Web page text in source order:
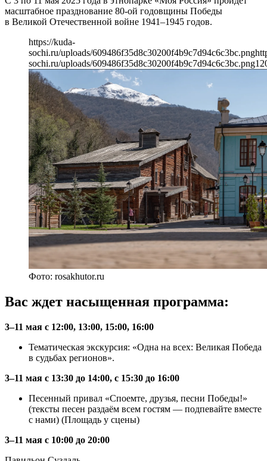
масштабное празднование 80-ой годовщины Победы
в Великой Отечественной войне 1941–1945 годов.
https://kuda-
sochi.ru/uploads/609486f35d8c30200f4b9c7d94c6c3bc.png
sochi.ru/uploads/609486f35d8c30200f4b9c7d94c6c3bc.png
Фото: rosakhutor.ru
Вас ждет насыщенная программа:
3–11 мая с 12:00, 13:00, 15:00, 16:00
Тематическая экскурсия: «Одна на всех: Великая Победа
в судьбах регионов».
3–11 мая с 13:30 до 14:00, с 15:30 до 16:00
Песенный привал «Споемте, друзья, песни Победы!»
(тексты песен раздаём всем гостям — подпевайте вместе
с нами) (Площадь у сцены)
3–11 мая с 10:00 до 20:00